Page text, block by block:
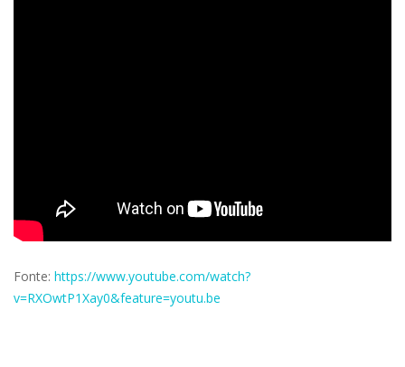
Fonte: https://www.youtube.com/watch?
v=RXOwtP1Xay0&feature=youtu.be